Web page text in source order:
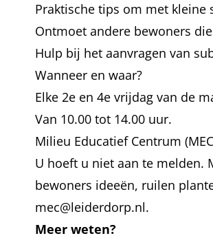
Praktische tips om met
Ontmoet andere bewoners
Hulp bij het aanvragen van
Wanneer en waar?
Elke 2e en 4e vrijdag van de
Van 10.00 tot 14.00 uur.
Milieu Educatief Centrum
U hoeft u niet aan te melden.
bewoners ideeën, ruilen
mec@leiderdorp.nl​.
Meer weten?